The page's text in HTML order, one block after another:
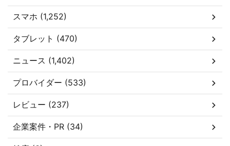
スマホ (1,252)
タブレット (470)
ニュース (1,402)
プロバイダー (533)
レビュー (237)
企業案件・PR (34)